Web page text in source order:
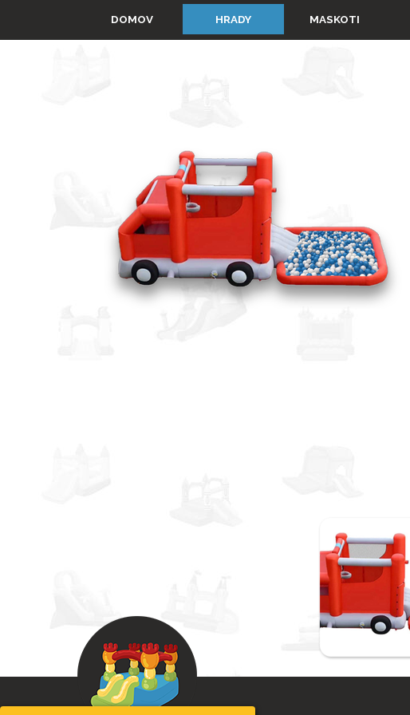
DOMOV HRADY ▼
MASKOTI